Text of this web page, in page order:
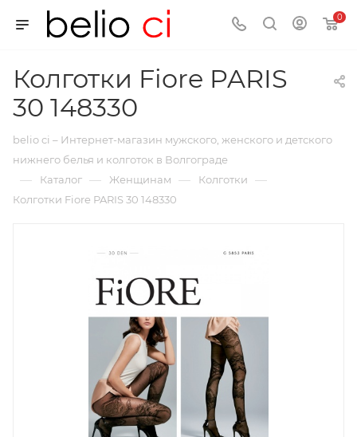
0
Колготки Fiore PARIS
30 148330
belio ci – Интернет-магазин мужского, женского и детского
нижнего белья и колготок в Волгограде
— Каталог — Женщинам — Колготки —
Колготки Fiore PARIS 30 148330